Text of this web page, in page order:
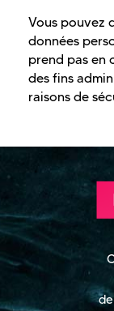
Vous pouvez
données
prend pas en
des fins
raisons de